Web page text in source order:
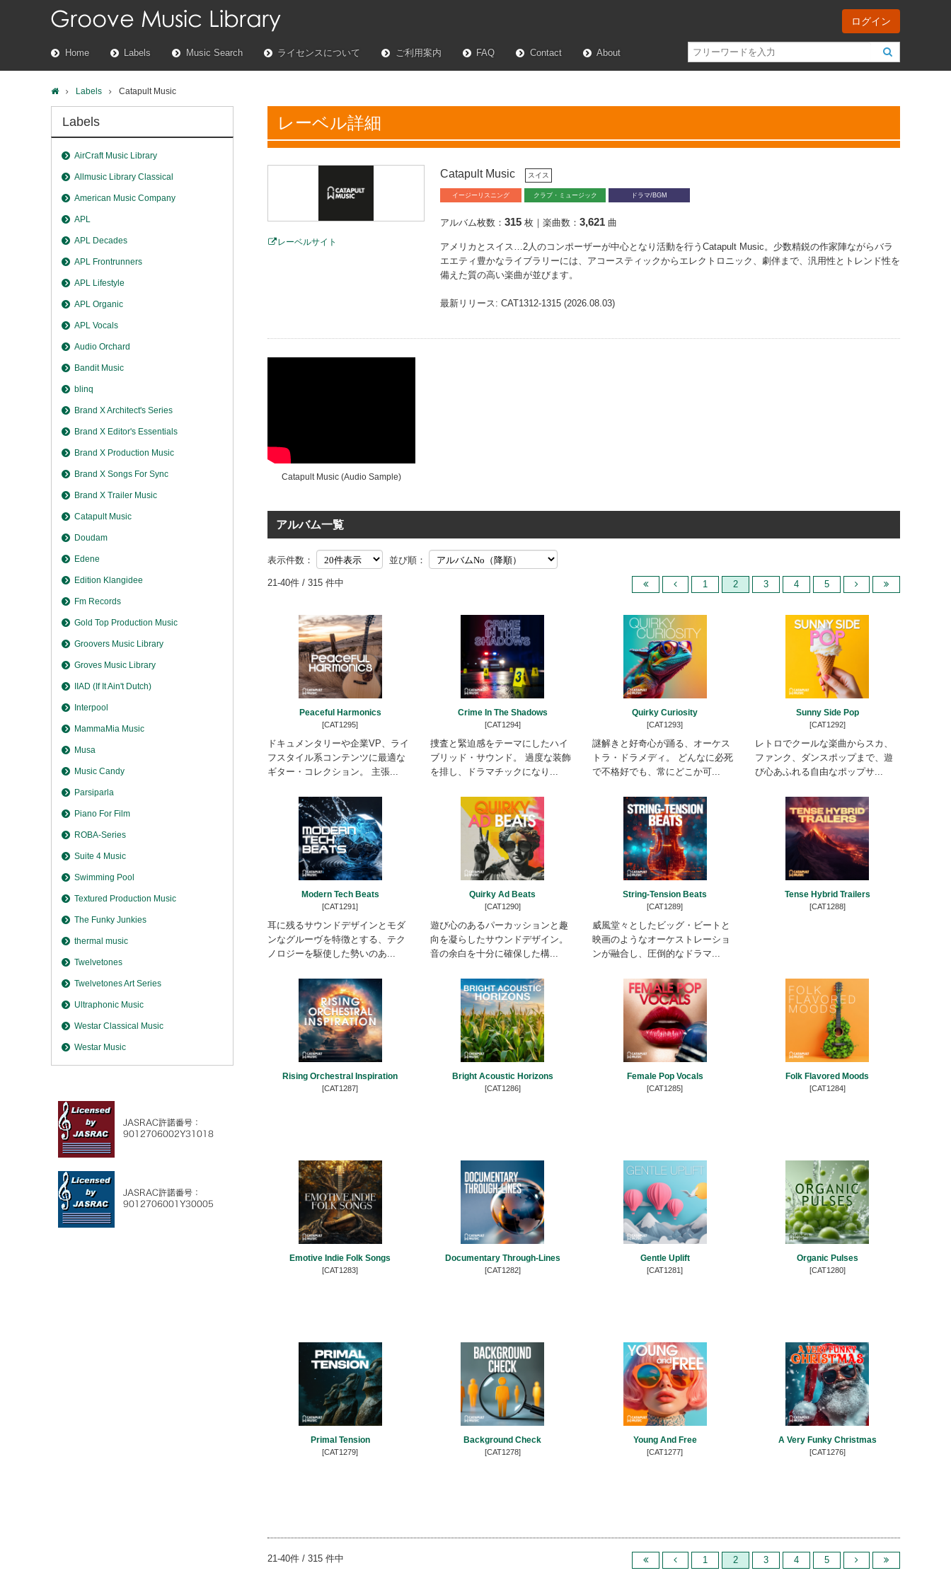
Home Labels Music Search ライセンスについて ご利用案内 FAQ Contact About
ログイン
Labels Catapult Music
レーベル詳細
レーベルサイト
Catapult Music スイス
イージーリスニング クラブ・ミュージック ドラマ/BGM
アルバム枚数： 315 枚｜楽曲数： 3,621 曲
アメリカとスイス…2人のコンポーザーが中心となり活動を行うCatapult Music。少数精鋭の作家陣ながらバラ
エエティ豊かなライブラリーには、アコースティックからエレクトロニック、劇伴まで、汎用性とトレンド性を
備えた質の高い楽曲が並びます。
最新リリース: CAT1312-1315 (2026.08.03)
Catapult Music (Audio Sample)
アルバム一覧
表示件数： 並び順：
21-40件 / 315 件中 1 2 3 4 5
Peaceful Harmonics
[CAT1295]
ドキュメンタリーや企業VP、ライ
フスタイル系コンテンツに最適な
ギター・コレクション。 主張...
Crime In The Shadows
[CAT1294]
捜査と緊迫感をテーマにしたハイ
ブリッド・サウンド。 過度な装飾
を排し、ドラマチックになり...
Quirky Curiosity
[CAT1293]
謎解きと好奇心が踊る、オーケス
トラ・ドラメディ。 どんなに必死
で不格好でも、常にどこか可...
Sunny Side Pop
[CAT1292]
レトロでクールな楽曲からスカ、
ファンク、ダンスポップまで、遊
び心あふれる自由なポップサ...
Modern Tech Beats
[CAT1291]
耳に残るサウンドデザインとモダ
ンなグルーヴを特徴とする、テク
ノロジーを駆使した勢いのあ...
Quirky Ad Beats
[CAT1290]
遊び心のあるパーカッションと趣
向を凝らしたサウンドデザイン。
音の余白を十分に確保した構...
String-Tension Beats
[CAT1289]
威風堂々としたビッグ・ビートと
映画のようなオーケストレーショ
ンが融合し、圧倒的なドラマ...
Tense Hybrid Trailers
[CAT1288]
Rising Orchestral Inspiration
[CAT1287]
Bright Acoustic Horizons
[CAT1286]
Female Pop Vocals
[CAT1285]
Folk Flavored Moods
[CAT1284]
Emotive Indie Folk Songs
[CAT1283]
Documentary Through-Lines
[CAT1282]
Gentle Uplift
[CAT1281]
Organic Pulses
[CAT1280]
Primal Tension
[CAT1279]
Background Check
[CAT1278]
Young And Free
[CAT1277]
A Very Funky Christmas
[CAT1276]
21-40件 / 315 件中 1 2 3 4 5
Labels
AirCraft Music Library
Allmusic Library Classical
American Music Company
APL
APL Decades
APL Frontrunners
APL Lifestyle
APL Organic
APL Vocals
Audio Orchard
Bandit Music
blinq
Brand X Architect's Series
Brand X Editor's Essentials
Brand X Production Music
Brand X Songs For Sync
Brand X Trailer Music
Catapult Music
Doudam
Edene
Edition Klangidee
Fm Records
Gold Top Production Music
Groovers Music Library
Groves Music Library
IIAD (If It Ain't Dutch)
Interpool
MammaMia Music
Musa
Music Candy
Parsiparla
Piano For Film
ROBA-Series
Suite 4 Music
Swimming Pool
Textured Production Music
The Funky Junkies
thermal music
Twelvetones
Twelvetones Art Series
Ultraphonic Music
Westar Classical Music
Westar Music